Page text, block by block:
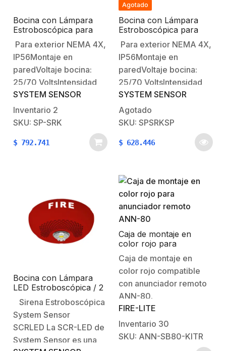
Bocina con Lámpara
Estroboscópica para
Exterior, con
Configuración
Estroboscópica
Seleccionable, Color
Rojo
Para exterior NEMA 4X,
IP56Montaje en
paredVoltaje bocina:
25/70 VoltsIntensidad
de sonido: 86
dBSelección de
potencia: ¼, ½, 1 y 2
WattsVoltaje estrobo:
12/24 VcdConsumo
30, 75, 95, 110, 115
cdColor
RojoDimensiones: 153 x
127 x 120 mm
SYSTEM SENSOR
Inventario 2
SKU: SP-SRK
$ 792.741
Agotado
Bocina con Lámpara
Estroboscópica para
Exterior, con
Configuración
Estroboscópica
Seleccionable, Color
Rojo
Para exterior NEMA 4X,
IP56Montaje en
paredVoltaje bocina:
25/70 VoltsIntensidad
de sonido: 86
dBSelección de
potencia: ¼, ½, 1 y 2
WattsVoltaje estrobo:
12/24 VcdConsumo
de candelas: 15, 15/75,
30, 75, 95, 110, 115
cdColor
RojoDimensiones: 153 x
127 x 120 mm
SYSTEM SENSOR
Agotado
SKU: SPSRKSP
$ 628.446
Bocina con Lámpara
LED Estroboscópica / 2
Hilos / Montaje en
Techo / 15 Hasta 117
Candelas / 1/4, 1/2, 1 y 2
W / Tamper Integrado /
Texto en Inglés / Color
Rojo
Sirena Estroboscópica
System Sensor
SCRLED La SCR-LED de
System Sensor es una
Caja de montaje en
color rojo para
anunciador remoto
ANN-80
Caja de montaje en
color rojo compatible
con anunciador remoto
ANN-80.
FIRE-LITE
Inventario 30
SKU: ANN-SB80-KITR